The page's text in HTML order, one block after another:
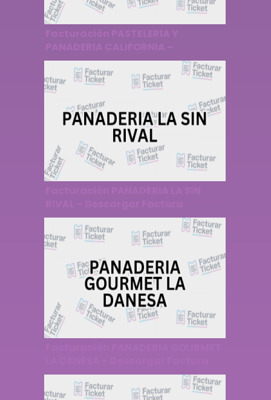
Descargar Factura